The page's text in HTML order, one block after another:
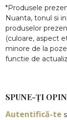
*Produsele
Nuanta, tonul si
produselor
(culoare, aspect
minore de la
functie de
SPUNE-ŢI
Autentifică-te